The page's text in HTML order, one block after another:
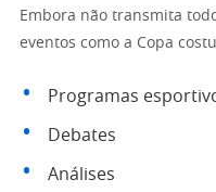
Embora não transmita
eventos como a Copa
Programas
Debates
Análises